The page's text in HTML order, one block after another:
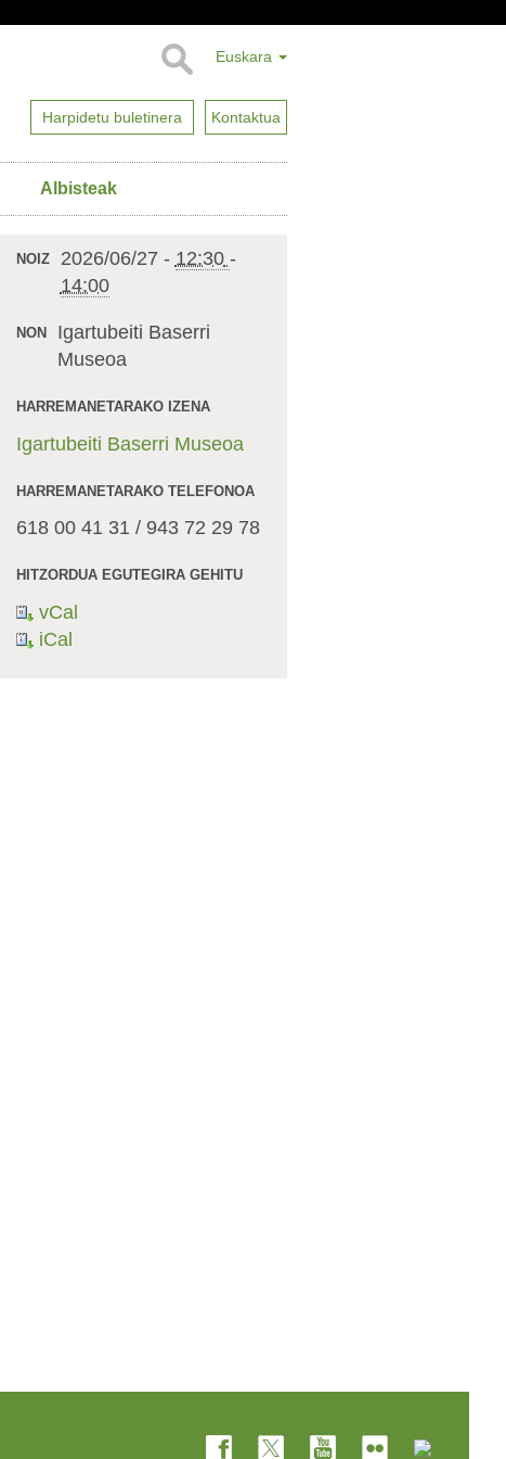
Euskara
Harpidetu buletinera Kontaktua
Albisteak
NOIZ 2026/06/27 - 12:30 -
14:00
NON
Igartubeiti Baserri
Museoa
HARREMANETARAKO IZENA
Igartubeiti Baserri Museoa
HARREMANETARAKO TELEFONOA
618 00 41 31 / 943 72 29 78
HITZORDUA EGUTEGIRA GEHITU
vCal
iCal